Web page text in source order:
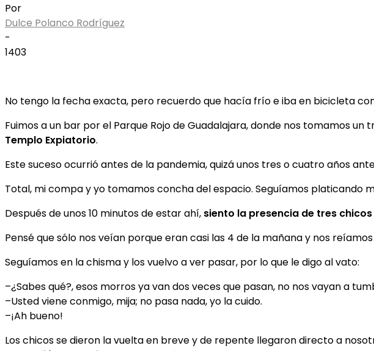
Por
Dulce Polanco Rodríguez
-
1403
No tengo la fecha exacta, pero recuerdo que hacía frío e iba en bicicleta
Fuimos a un bar por el Parque Rojo de Guadalajara, donde nos tomamos un
Templo Expiatorio.
Este suceso ocurrió antes de la pandemia, quizá unos tres o cuatro años
Total, mi compa y yo tomamos concha del espacio. Seguíamos platicando
Después de unos 10 minutos de estar ahí, siento la presencia de tres
Pensé que sólo nos veían porque eran casi las 4 de la mañana y nos
Seguíamos en la chisma y los vuelvo a ver pasar, por lo que le digo al vato:
–¿Sabes qué?, esos morros ya van dos veces que pasan, no nos vayan a
–Usted viene conmigo, mija; no pasa nada, yo la cuido.
–¡Ah bueno!
Los chicos se dieron la vuelta en breve y de repente llegaron directo a